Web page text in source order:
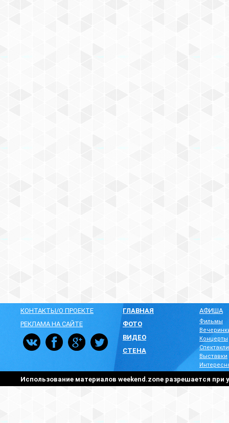
КОНТАКТЫ/О ПРОЕКТЕ
РЕКЛАМА НА САЙТЕ
ГЛАВНАЯ
ФОТО
ВИДЕО
СТЕНА
АФИША
Фильмы
Концерты
Спектакли
Выставки
Использование материалов weekend.zone разрешается